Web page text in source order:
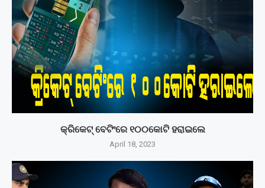
କ୍ରିକେଟ୍ ବେଟିଂରେ ୧୦୦କୋଟି ହରାଇଲେ
April 18, 2023